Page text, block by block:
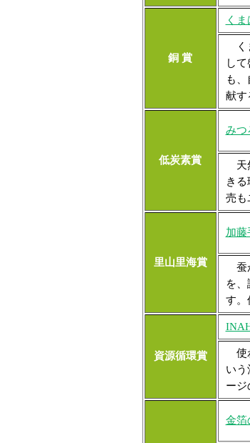
銅 賞
く
く
し
も
献す
低炭素賞
みつ
天
き
売も
里山里海賞
加藤
蚕
を
す。
資源循環賞
使
いう
ージ
金箔